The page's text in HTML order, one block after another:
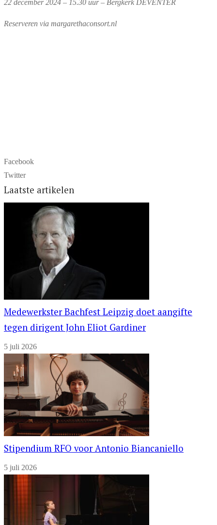
22 december 2024 – 15.30 uur – Bergkerk DEVENTER
Reserveren via margarethaconsort.nl
Facebook
Twitter
Laatste artikelen
Medewerkster Bachfest Leipzig doet aangifte
tegen dirigent John Eliot Gardiner
5 juli 2026
Stipendium RFO voor Antonio Biancaniello
5 juli 2026